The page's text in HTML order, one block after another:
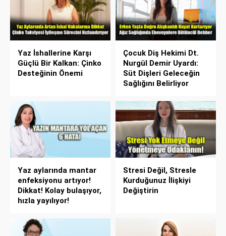
Yaz İshallerine Karşı
Güçlü Bir Kalkan: Çinko
Desteğinin Önemi
Çocuk Diş Hekimi Dt.
Nurgül Demir Uyardı:
Süt Dişleri Geleceğin
Sağlığını Belirliyor
Yaz aylarında mantar
enfeksiyonu artıyor!
Dikkat! Kolay bulaşıyor,
hızla yayılıyor!
Stresi Değil, Stresle
Kurduğunuz İlişkiyi
Değiştirin